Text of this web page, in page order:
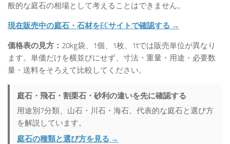
般的な庭石の相場として考えることはできません。
現在販売中の庭石・石材をECサイトで確認する →
価格表の見方： 20kg袋、1個、1枚、1tでは販売単位が異なり
ます。単価だけを横並びにせず、寸法・重量・用途・必要数
量・送料をそろえて比較してください。
庭石・飛石・割栗石・砂利の違いを先に確認する
用途別7分類、山石・川石・海石、代表的な庭石と選び方
を解説しています。
庭石の種類と選び方を見る →